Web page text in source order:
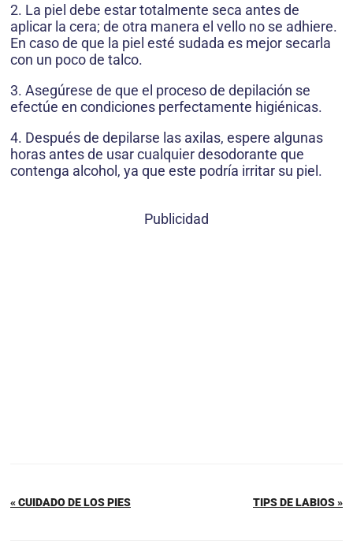
2. La piel debe estar totalmente seca antes de
aplicar la cera; de otra manera el vello no se adhiere.
En caso de que la piel esté sudada es mejor secarla
con un poco de talco.
3. Asegúrese de que el proceso de depilación se
efectúe en condiciones perfectamente higiénicas.
4. Después de depilarse las axilas, espere algunas
horas antes de usar cualquier desodorante que
contenga alcohol, ya que este podría irritar su piel.
Publicidad
« CUIDADO DE LOS PIES TIPS DE LABIOS »